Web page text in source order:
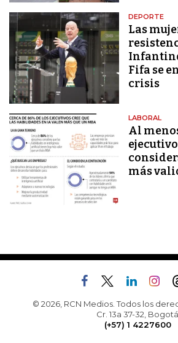
DEPORTE
Las
Fifa se
crisis
LABORAL
Al
más
© 2026, RCN Medios. Todos los
Cr. 13a 37-32, Bogotá
(+57) 1 4227600